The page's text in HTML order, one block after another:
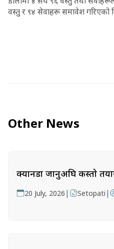
वस्तु र ९४ सेवाहरू समावेश गरिएको
Other News
क्यानडा जानुअघि कस्तो
20 July, 2026 | Setopati |